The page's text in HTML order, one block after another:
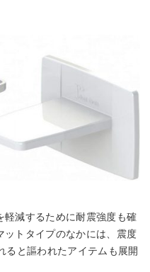
軽減するために耐震強度も確
ットタイプのなかには、震度
ると謳われたアイテムも展開